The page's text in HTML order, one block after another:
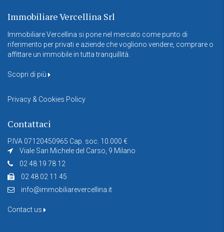
Immobiliare Vercellina Srl
Immobiliare Vercellina si pone nel mercato come punto di
riferimento per privati e aziende che vogliono vendere, comprare o
affittare un immobile in tutta tranquillità.
Scopri di più
Privacy & Cookies Policy
Contattaci
P.IVA 07120450965 Cap. soc. 10.000 €
Viale San Michele del Carso, 9 Milano
02 48 19 78 12
02 48 02 11 45
info@immobiliarevercellina.it
Contact us